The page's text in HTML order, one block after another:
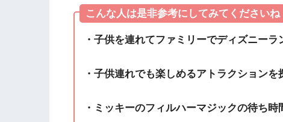
こんな人は是非参考にしてみてくださいね
・子供を連れてファミリーでディズニー
・子供連れでも楽しめるアトラクションを
・ミッキーのフィルハーマジックの待ち